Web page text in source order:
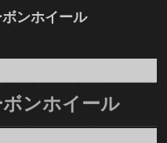
ンホイール
ンホイール